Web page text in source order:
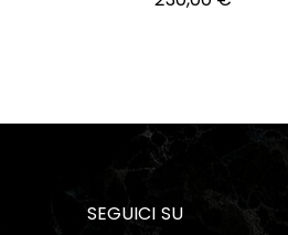
SEGUICI SU